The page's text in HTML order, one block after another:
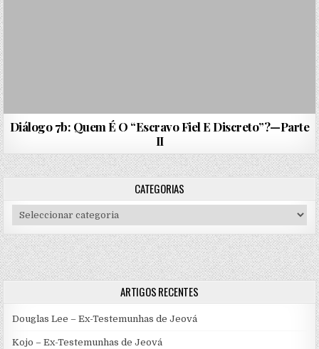
Diálogo 7b: Quem É O “Escravo Fiel E Discreto”?—Parte
II
CATEGORIAS
Categorias
ARTIGOS RECENTES
Douglas Lee – Ex-Testemunhas de Jeová
Kojo – Ex-Testemunhas de Jeová